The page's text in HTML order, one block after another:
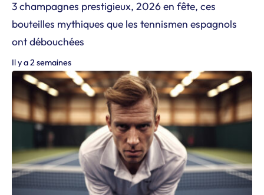
3 champagnes prestigieux, 2026 en fête, ces
bouteilles mythiques que les tennismen espagnols
ont débouchées
Il y a 2 semaines